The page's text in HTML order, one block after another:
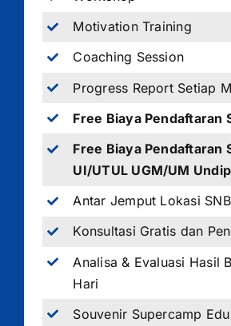
Motivation Training
Coaching Session
Progress Report Setiap
Free Biaya Pendaftaran
Free Biaya Pendaftaran
UI/UTUL UGM/UM Undip
Antar Jemput Lokasi
Konsultasi Gratis dan
Analisa & Evaluasi Hasil
Hari
Souvenir Supercamp